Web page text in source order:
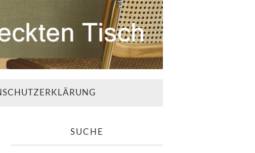
SUCHE